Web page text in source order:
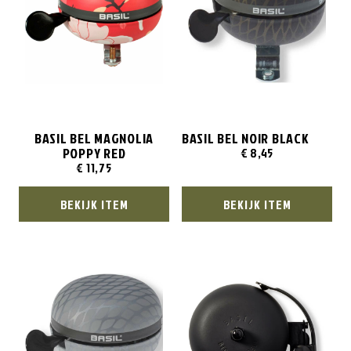
BASIL BEL MAGNOLIA
POPPY RED
€ 11,75
BEKIJK ITEM
BASIL BEL NOIR BLACK
€ 8,45
BEKIJK ITEM